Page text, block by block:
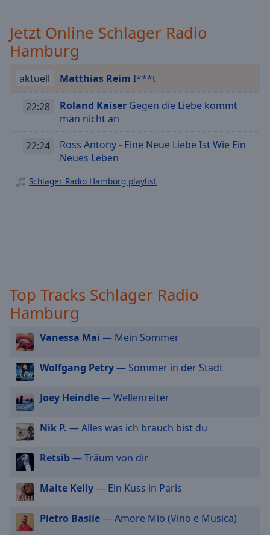
Audio
Track
in-
Fullscreen
window.
and
close
the
window.
Color
Opacity
Text
Background
Color
Opacity
Jetzt Online Schlager Radio
Hamburg
aktuell Matthias Reim I***t
22:28 Roland Kaiser Gegen die Liebe kommt
man nicht an
22:24
Ross Antony - Eine Neue Liebe Ist Wie Ein
Neues Leben
Schlager Radio Hamburg playlist
Top Tracks Schlager Radio
Hamburg
Vanessa Mai — Mein Sommer
Wolfgang Petry— Sommer in der Stadt
Joey Heindle— Wellenreiter
Nik P. — Alles was ich brauch bist du
Retsib— Träum von dir
Maite Kelly— Ein Kuss in Paris
Pietro Basile— Amore Mio (Vino e Musica)